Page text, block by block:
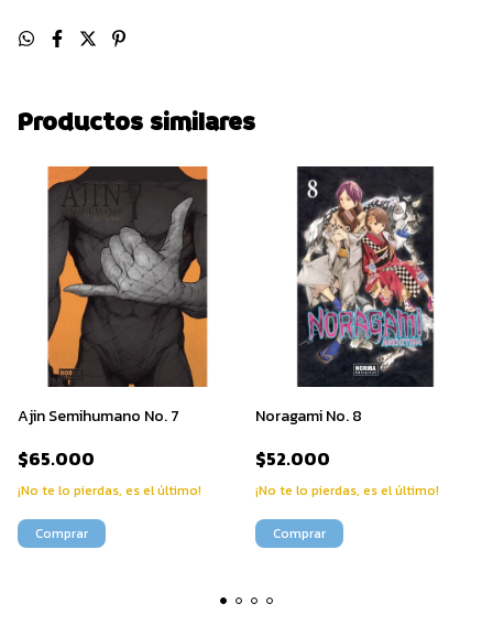
Productos similares
Ajin Semihumano No. 7
$65.000
¡No te lo pierdas, es el último!
Noragami No. 8
$52.000
¡No te lo pierdas, es el último!